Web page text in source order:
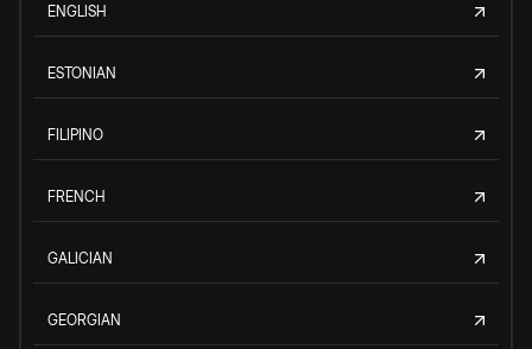
ENGLISH
ESTONIAN
FILIPINO
FRENCH
GALICIAN
GEORGIAN